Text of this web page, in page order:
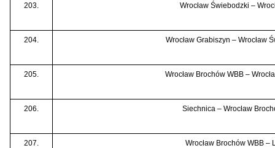
203. Wrocław Świebodzki –
204. Wrocław Grabiszyn – Wrocław
205. Wrocław Brochów WBB –
206. Siechnica – Wrocław
207. Wrocław Brochów WBB –